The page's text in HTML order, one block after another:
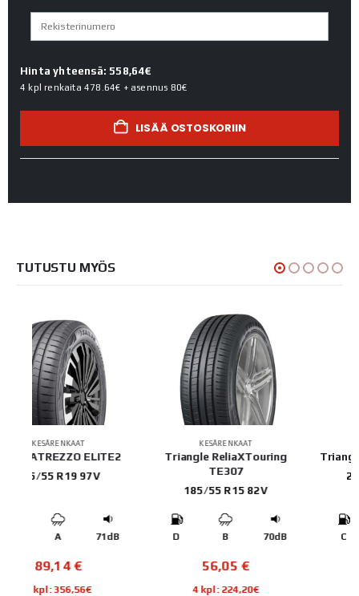
Hinta yhteensä: 558,64€
4 kpl renkaita 478.64€ + asennus 80€
LISÄÄ OSTOSKORIIN
TUTUSTU MYÖS
KESÄRENKAAT
Triangle ReliaXTouring
TE307
D B
4 kpl: 224,20€
KESÄRENKAAT
Triangle EffeXSport TH202
235/55 R18 104W
C A
4 kpl: 358,88€